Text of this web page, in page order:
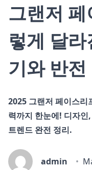
그랜저
렇게 달
기와 반
2025 그랜저 페이스리
력까지 한눈에! 디자
트렌드 완전 정리.
admin